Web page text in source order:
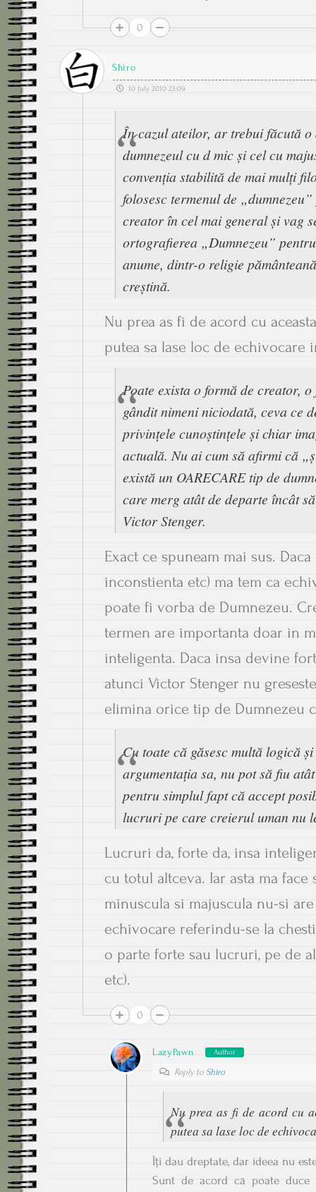
0
Shiro
10 July 2010 23:09
În cazul ateilor, ar trebui făcută o
dumnezeul cu d mic și cel cu
convenția stabilită de mai mulți
folosesc termenul de
creator în cel mai general și vag
ortografierea „Dumnezeu”
anume, dintr-o religie
creștină.
Nu prea as fi de acord cu
putea sa lase loc de
Poate exista o formă de creator,
gândit nimeni niciodată, ceva ce
privințele cunoștințele și chiar
actuală. Nu ai cum să afirmi că
există un OARECARE tip de
care merg atât de departe încât
Victor Stenger.
Exact ce spuneam mai sus.
inconstienta etc) ma tem ca
poate fi vorba de Dumnezeu.
termen are importanta doar in
inteligenta. Daca insa devine
atunci Victor Stenger nu
elimina orice tip de Dumnezeu
Cu toate că găsesc multă logică
argumentația sa, nu pot să fiu
pentru simplul fapt că accept
lucruri pe care creierul uman nu
Lucruri da, forte da, insa
cu totul altceva. Iar asta ma
minuscula si majuscula nu-si
echivocare referindu-se la
o parte forte sau lucruri, pe de
etc).
0
LazyPawn Author
Reply to Shiro
Nu prea as fi de acord cu
putea sa lase loc de
Îți dau dreptate, dar ideea nu
Sunt de acord că poate duce